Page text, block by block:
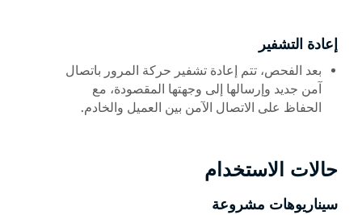
إعادة التشفير
بعد الفحص، تتم إعادة تشفير حركة المرور باتصال
آمن جديد وإرسالها إلى وجهتها المقصودة، مع
الحفاظ على الاتصال الآمن بين العميل والخادم.
حالات الاستخدام
سيناريوهات مشروعة